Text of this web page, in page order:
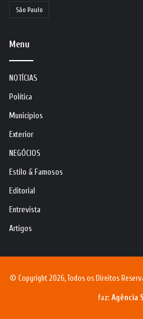
São Paulo
Menu
NOTÍCIAS
Política
Municípios
Exterior
NEGÓCIOS
Estilo & Famosos
Editorial
Entrevista
Artigos
© Copyright 2026, Todos os Direitos
faz: Agência